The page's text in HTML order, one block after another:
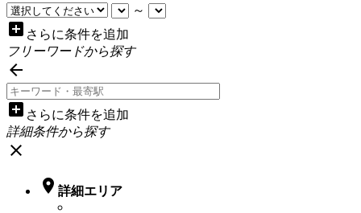
～
add_box さらに条件を追加
フリーワードから探す

add_box さらに条件を追加
詳細条件から探す
close
 詳細エリア